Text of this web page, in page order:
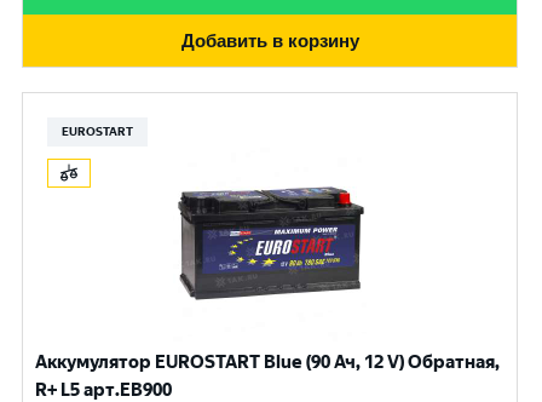
Добавить в корзину
EUROSTART
Аккумулятор EUROSTART Blue (90 Ач, 12 V) Обратная,
R+ L5 арт.EB900